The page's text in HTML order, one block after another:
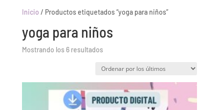
Inicio / Productos etiquetados “yoga para niños”
yoga para niños
Mostrando los 6 resultadosOrdenado
los
últimos